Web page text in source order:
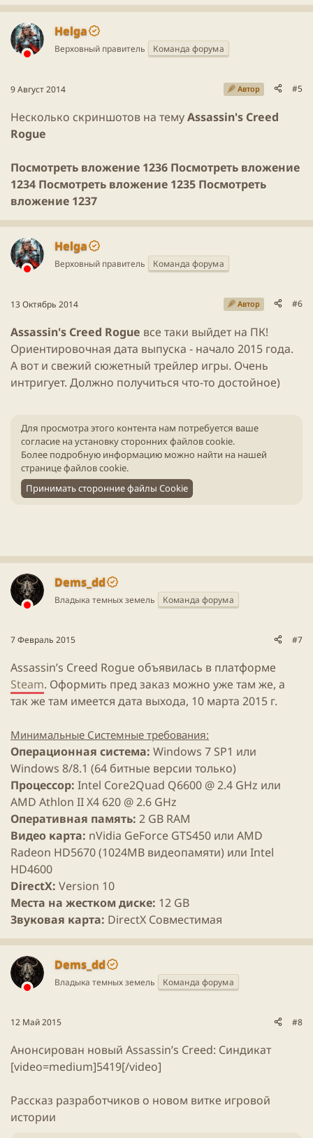
а
к
ц
и
Helga
Верховный правитель Команда форума
9 Август 2014 Автор #5
Несколько скриншотов на темуAssassin's Creed
Rogue
Посмотреть вложение 1236 Посмотреть вложение
1234 Посмотреть вложение 1235 Посмотреть
вложение 1237
Helga
Верховный правитель Команда форума
13 Октябрь 2014 Автор #6
Assassin's Creed Rogue все таки выйдет на ПК!
Ориентировочная дата выпуска - начало 2015 года.
А вот и свежий сюжетный трейлер игры. Очень
интригует. Должно получиться что-то достойное)
Для просмотра этого контента нам потребуется ваше
согласие на установку сторонних файлов cookie.
Более подробную информацию можно найти на нашей
странице файлов cookie.
Принимать сторонние файлы Cookie
Dems_dd
Владыка темных земель Команда форума
7 Февраль 2015 #7
Assassin’s Creed Rogue объявилась в платформе
Steam. Оформить пред заказ можно уже там же, а
так же там имеется дата выхода, 10 марта 2015 г.
Минимальные Системные требования:
Операционная система: Windows 7 SP1 или
Windows 8/8.1 (64 битные версии только)
Процессор: Intel Core2Quad Q6600 @ 2.4 GHz или
AMD Athlon II X4 620 @ 2.6 GHz
Оперативная память: 2 GB RAM
Видео карта: nVidia GeForce GTS450 или AMD
Radeon HD5670 (1024MB видеопамяти) или Intel
HD4600
DirectX: Version 10
Места на жестком диске: 12 GB
Звуковая карта: DirectX Совместимая
Dems_dd
Владыка темных земель Команда форума
12 Май 2015 #8
Анонсирован новый Assassin’s Creed: Синдикат
[video=medium]5419[/video]
Рассказ разработчиков о новом витке игровой
истории